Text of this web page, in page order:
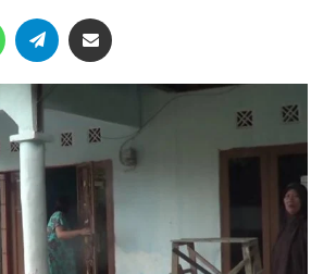
WhatsAppTelegram